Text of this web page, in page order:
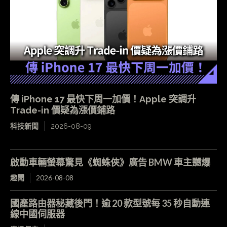
傳 iPhone 17 最快下周一加價！Apple 突調升
Trade-in 價疑為漲價鋪路
科技新聞 2026-08-09
啟動車輛螢幕驚見《蜘蛛俠》廣告 BMW 車主嬲爆
趣聞 2026-08-08
國產路由器秘藏後門！逾 20 款型號每 35 秒自動連
線中國伺服器